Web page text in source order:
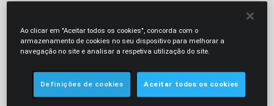
Exerce funções docentes na Universidade Nova de Lisboa.
"He is very experienced and respected; for
me he is the best."
Ao clicar em "Aceitar todos os cookies", concorda com o
armazenamento de cookies no seu dispositivo para melhorar a
navegação no site e analisar a respetiva utilização do site.
Definições de cookies Aceitar todos os cookies